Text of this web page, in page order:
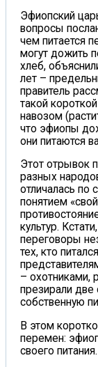
Эфиопский
вопросы
чем питается
могут дожить
хлеб,
лет –
правитель
такой
навозом
что эфиопы
они питаются
Этот отрывок
разных
отличалась по
понятием
культур.
переговоры
тех, кто
– охотниками,
презирали две
собственную
В этом
перемен:
своего питания.